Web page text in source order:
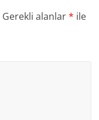
Gerekli alanlar* ile